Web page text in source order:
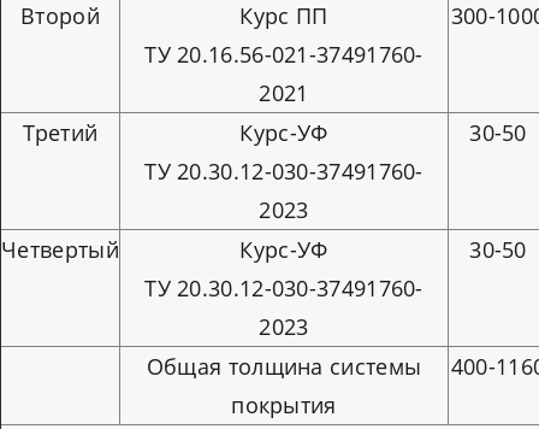
Второй
Курс ПП
ТУ 20.16.56-021-37491760-
2021
300-
Третий
Курс-УФ
ТУ 20.30.12-030-37491760-
2023
30-50
Четвертый
Курс-УФ
ТУ 20.30.12-030-37491760-
2023
30-50
Общая толщина системы
покрытия
400-